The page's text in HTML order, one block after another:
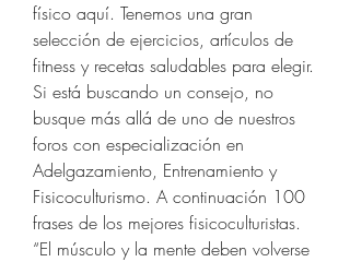
físico aquí. Tenemos una gran
selección de ejercicios, artículos de
fitness y recetas saludables para elegir.
Si está buscando un consejo, no
busque más allá de uno de nuestros
foros con especialización en
Adelgazamiento, Entrenamiento y
Fisicoculturismo. A continuación 100
frases de los mejores fisicoculturistas.
“El músculo y la mente deben volverse